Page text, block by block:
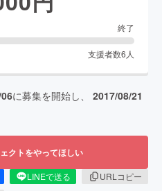
終了
支援者数6 人
に募集を開始し、 2017/08/21
クトをやってほしい
LINEで送る
URLコピー